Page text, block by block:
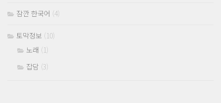
잠깐 한국어 (4)
토막정보 (10)
노래 (1)
잡담 (3)